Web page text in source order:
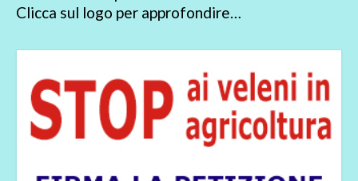
Clicca sul logo per approfondire…